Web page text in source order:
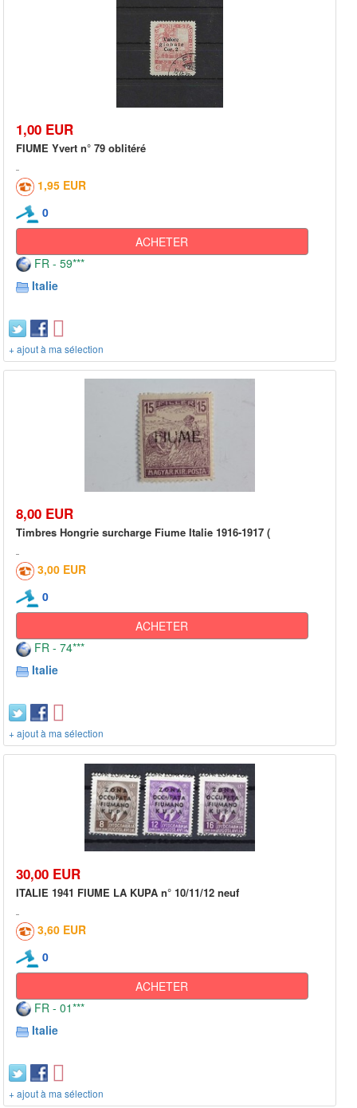
1,00 EUR
FIUME Yvert n° 79 oblitéré
1,95 EUR
0
ACHETER
FR - 59***
Italie
+ ajout à ma sélection
8,00 EUR
Timbres Hongrie surcharge Fiume Italie 1916-1917 (
3,00 EUR
0
ACHETER
FR - 74***
Italie
+ ajout à ma sélection
30,00 EUR
ITALIE 1941 FIUME LA KUPA n° 10/11/12 neuf
3,60 EUR
0
ACHETER
FR - 01***
Italie
+ ajout à ma sélection